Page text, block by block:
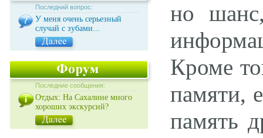
Последний вопрос:
У меня очень серьезный
случай с зубами...
Последние сообщения:
Отдых: На Сахалине много
хороших экскурсий?
но
Кроме
памяти,
память